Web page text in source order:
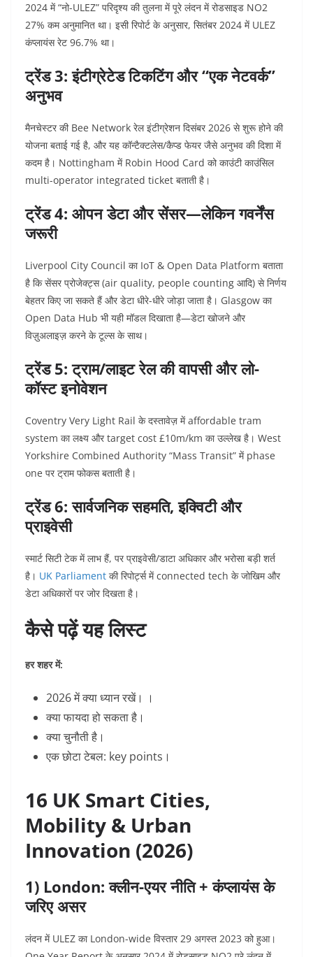
2024 में “नो-ULEZ” परिदृश्य की तुलना में पूरे लंदन में रोडसाइड NO2
27% कम अनुमानित था। इसी रिपोर्ट के अनुसार, सितंबर 2024 में ULEZ
कंप्लायंस रेट 96.7% था।
ट्रेंड 3: इंटीग्रेटेड टिकटिंग और “एक नेटवर्क”
अनुभव
मैनचेस्टर की Bee Network रेल इंटीग्रेशन दिसंबर 2026 से शुरू होने की
योजना बताई गई है, और यह कॉन्टैक्टलेस/कैप्ड फेयर जैसे अनुभव की दिशा में
कदम है। Nottingham में Robin Hood Card को काउंटी काउंसिल
multi-operator integrated ticket बताती है।
ट्रेंड 4: ओपन डेटा और सेंसर—लेकिन गवर्नेंस
जरूरी
Liverpool City Council का IoT & Open Data Platform बताता
है कि सेंसर प्रोजेक्ट्स (air quality, people counting आदि) से निर्णय
बेहतर किए जा सकते हैं और डेटा धीरे-धीरे जोड़ा जाता है। Glasgow का
Open Data Hub भी यही मॉडल दिखाता है—डेटा खोजने और
विज़ुअलाइज़ करने के टूल्स के साथ।
ट्रेंड 5: ट्राम/लाइट रेल की वापसी और लो-
कॉस्ट इनोवेशन
Coventry Very Light Rail के दस्तावेज़ में affordable tram
system का लक्ष्य और target cost £10m/km का उल्लेख है। West
Yorkshire Combined Authority “Mass Transit” में phase
one पर ट्राम फोकस बताती है।
ट्रेंड 6: सार्वजनिक सहमति, इक्विटी और
प्राइवेसी
स्मार्ट सिटी टेक में लाभ हैं, पर प्राइवेसी/डाटा अधिकार और भरोसा बड़ी शर्त
है। UK Parliament की रिपोर्ट्स में connected tech के जोखिम और
डेटा अधिकारों पर जोर दिखता है।
कैसे पढ़ें यह लिस्ट
हर शहर में:
2026 में क्या ध्यान रखें। ।
क्या फायदा हो सकता है।
क्या चुनौती है।
एक छोटा टेबल: key points।
16 UK Smart Cities,
Mobility & Urban
Innovation (2026)
1) London: क्लीन-एयर नीति + कंप्लायंस के
जरिए असर
लंदन में ULEZ का London-wide विस्तार 29 अगस्त 2023 को हुआ।